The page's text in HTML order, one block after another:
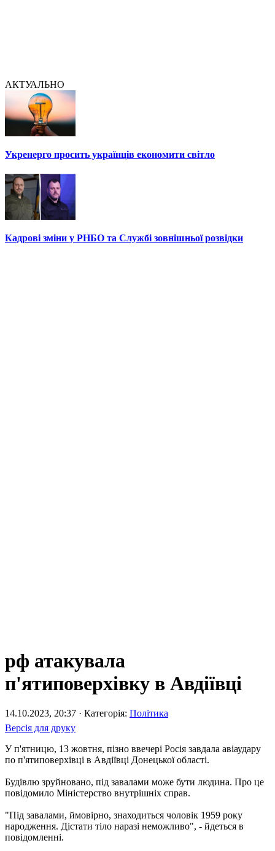
АКТУАЛЬНО
Укренерго просить українців економити світло
Кадрові зміни у РНБО та Службі зовнішньої розвідки
рф атакувала
п'ятиповерхівку в Авдіївці
14.10.2023, 20:37 · Категорія: Політика
Версія для друку
У п'ятницю, 13 жовтня, пізно ввечері Росія завдала авіаудару
по п'ятиповерхівці в Авдіївці Донецької області.
Будівлю зруйновано, під завалами може бути людина. Про це
повідомило Міністерство внутрішніх справ.
"Під завалами, ймовірно, знаходиться чоловік 1959 року
народження. Дістати тіло наразі неможливо", - йдеться в
повідомленні.